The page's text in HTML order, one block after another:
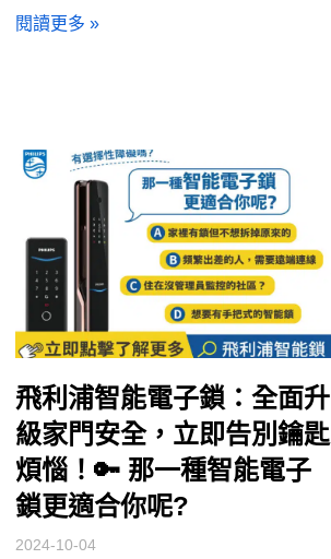
閱讀更多 »
飛利浦智能電子鎖：全面升
級家門安全，立即告別鑰匙
煩惱！🔑 那一種智能電子
鎖更適合你呢?
2024-10-04